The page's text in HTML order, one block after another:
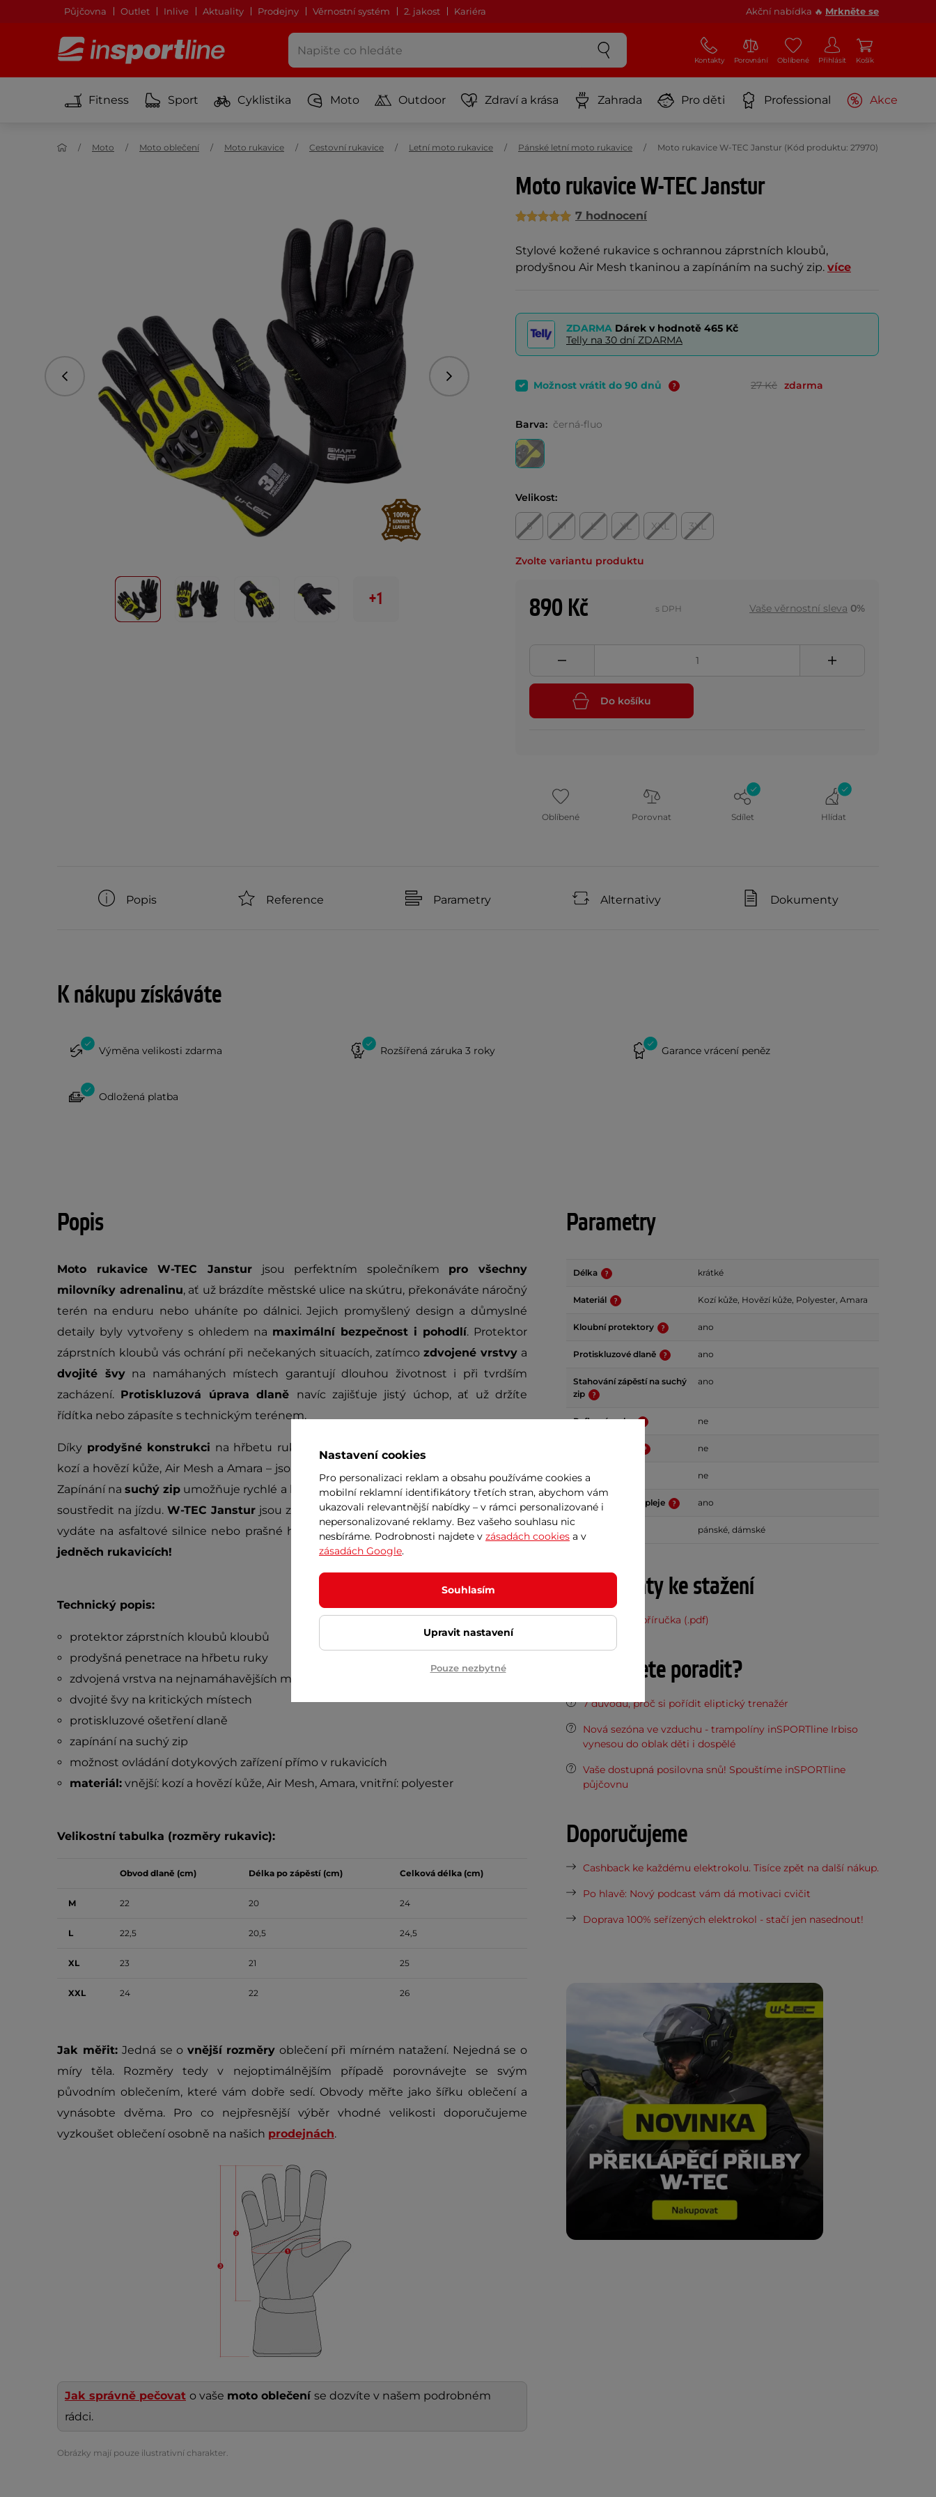
Půjčovna Outlet Inlive Aktuality Prodejny Věrnostní systém 2. jakost Kariéra Akční nabídka 🔥 Mrkněte se
Kontakty Porovnání Oblíbené Přihlásit Košík
Fitness Sport Cyklistika Moto Outdoor Zdraví a krása Zahrada Pro děti Professional Akce
Moto Moto oblečení Moto rukavice Cestovní rukavice Letní moto rukavice Pánské letní moto rukavice Moto rukavice W-TEC Janstur (Kód produktu: 27970)
Moto rukavice W-TEC Janstur
7 hodnocení
Stylové kožené rukavice s ochrannou záprstních kloubů,
prodyšnou Air Mesh tkaninou a zapínáním na suchý zip. více
Předchozí Následující
+1
ZDARMA Dárek v hodnotě 465 Kč
Telly na 30 dní ZDARMA
Možnost vrátit do 90 dnů 27 Kč zdarma
Barva: černá-fluo
Velikost:
S M L XL XXL 3XL
Zvolte variantu produktu
890 Kč s DPH Vaše věrnostní sleva 0%
Do košíku
Oblíbené Porovnat Sdílet Hlídat
Popis Reference Parametry Alternativy Dokumenty
K nákupu získáváte
Výměna velikosti zdarma Rozšířená záruka 3 roky Garance vrácení peněz
Odložená platba
Popis
Moto rukavice W-TEC Jansturjsou perfektním společníkem pro všechny
milovníky adrenalinu, ať už brázdíte městské ulice na skútru, překonáváte náročný
terén na enduru nebo uháníte po dálnici. Jejich promyšlený design a důmyslné
detaily byly vytvořeny s ohledem na maximální bezpečnost i pohodlí. Protektor
záprstních kloubů vás ochrání při nečekaných situacích, zatímco zdvojené vrstvya
dvojité švyna namáhaných místech garantují dlouhou životnost i při tvrdším
zacházení. Protiskluzová úprava dlaně navíc zajišťuje jistý úchop, ať už držíte
řídítka nebo zápasíte s technickým terénem.
Díky prodyšné konstrukci na hřbetu ruky a kombinaci prémiových materiálů
kozí a hovězí kůže, Air Mesh a Amara – jsou rukavice lehké, pružné a skvěle padnou.
Zapínání nasuchý zip umožňuje rychlé a bezpečné upevnění, takže se můžete plně
soustředit na jízdu. W-TEC Jansturjsou zkrátka rukavice, které nezklamou, ať už se
vydáte na asfaltové silnice nebo prašné horské stezky. Svoboda, ochrana a styl v
jedněch rukavicích!
Technický popis:
protektor záprstních kloubů kloubů
prodyšná penetrace na hřbetu ruky
zdvojená vrstva na nejnamáhavějších místech
dvojité švy na kritických místech
protiskluzové ošetření dlaně
zapínání na suchý zip
možnost ovládání dotykových zařízení přímo v rukavicích
materiál:vnější: kozí a hovězí kůže, Air Mesh, Amara, vnitřní: polyester
Velikostní tabulka (rozměry rukavic):
Obvod dlaně (cm) Délka po zápěstí (cm) Celková délka (cm)
M 22 20 24
L 22,5 20,5 24,5
XL 23 21 25
XXL 24 22 26
Jak měřit:Jedná se o vnější rozměry oblečení při mírném natažení. Nejedná se o
míry těla. Rozměry tedy v nejoptimálnějším případě porovnávejte se svým
původním oblečením, které vám dobře sedí. Obvody měřte jako šířku oblečení a
vynásobte dvěma. Pro co nejpřesnější výběr vhodné velikosti doporučujeme
vyzkoušet oblečení osobně na našich prodejnách.
Jak správně pečovat o vaše moto oblečení se dozvíte v našem podrobném
rádci.
Obrázky mají pouze ilustrativní charakter.
Parametry
Délka krátké
Materiál Kozí kůže, Hovězí kůže, Polyester, Amara
Kloubní protektory ano
Protiskluzové dlaně ano
Stahování zápěstí na suchý
zip
ano
Reflexní prvky ne
ne
Vyhřívání ne
Pro dotykové displeje ano
pánské, dámské
Dokumenty ke stažení
Uživatelská příručka (.pdf)
Potřebujete poradit?
7 důvodů, proč si pořídit eliptický trenažér
Nová sezóna ve vzduchu - trampolíny inSPORTline Irbiso
vynesou do oblak děti i dospělé
Vaše dostupná posilovna snů! Spouštíme inSPORTline
půjčovnu
Doporučujeme
Cashback ke každému elektrokolu. Tisíce zpět na další nákup.
Po hlavě: Nový podcast vám dá motivaci cvičit
Doprava 100% seřízených elektrokol - stačí jen nasednout!
Nastavení cookies
Pro personalizaci reklam a obsahu používáme cookies a
mobilní reklamní identifikátory třetích stran, abychom vám
ukazovali relevantnější nabídky – v rámci personalizované i
nepersonalizované reklamy. Bez vašeho souhlasu nic
nesbíráme. Podrobnosti najdete v zásadách cookies a v
zásadách Google.
Souhlasím
Upravit nastavení
Pouze nezbytné